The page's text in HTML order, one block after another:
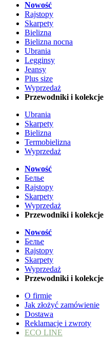
Nowość
Rajstopy
Skarpety
Bielizna
Bielizna nocna
Ubrania
Legginsy
Jeansy
Plus size
Wyprzedaż
Przewodniki i kolekcje
Ubrania
Skarpety
Bielizna
Termobielizna
Wyprzedaż
Nowość
Белье
Rajstopy
Skarpety
Wyprzedaż
Przewodniki i kolekcje
Nowość
Белье
Rajstopy
Skarpety
Wyprzedaż
Przewodniki i kolekcje
O firmie
Jak złożyć zamówienie
Dostawa
Reklamacje i zwroty
ECO LINE